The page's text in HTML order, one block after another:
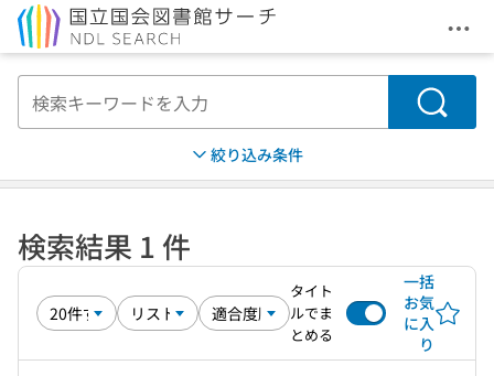
メ
検索
絞り込み条件
検索結果 1 件
タイト
ルでま
とめる
一括
お気
に入
り